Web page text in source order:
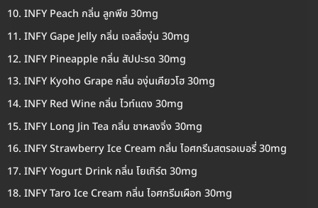
INFY Peach กลิ่น ลูกพีช 30mg
INFY Gape Jelly กลิ่น เจลลี่องุ่น 30mg
INFY Pineapple กลิ่น สัปปะรด 30mg
INFY Kyoho Grape กลิ่น องุ่นเคียวโฮ 30mg
INFY Red Wine กลิ่น ไวท์แดง 30mg
INFY Long Jin Tea กลิ่น ชาหลงจิ่ง 30mg
INFY Strawberry Ice Cream กลิ่น ไอศกรีมสตรอเบอรี่ 30mg
INFY Yogurt Drink กลิ่น โยเกิร์ต 30mg
INFY Taro Ice Cream กลิ่น ไอศกรีมเผือก 30mg